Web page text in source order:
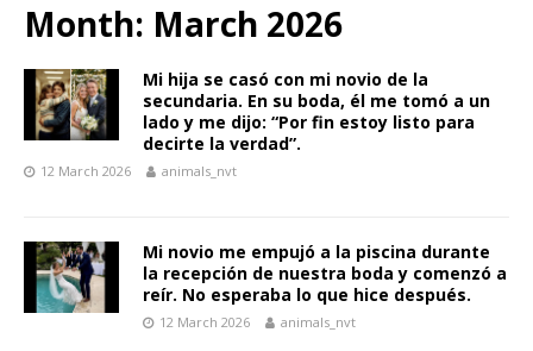
Month: March 2026
Mi hija se casó con mi novio de la
secundaria. En su boda, él me tomó a un
lado y me dijo: “Por fin estoy listo para
decirte la verdad”.
12 March 2026 animals_nvt
Mi novio me empujó a la piscina durante
la recepción de nuestra boda y comenzó a
reír. No esperaba lo que hice después.
12 March 2026 animals_nvt